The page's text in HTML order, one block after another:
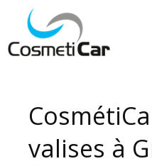
valises à